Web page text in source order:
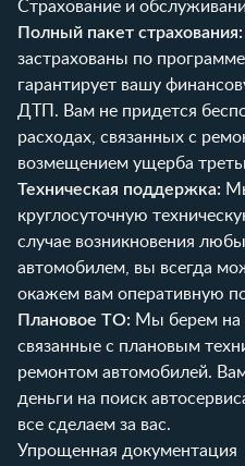
Страхование и
Полный пакет страхования:
застрахованы по
гарантирует вашу
ДТП. Вам не придется
расходах, связанных с
возмещением ущерба
Техническая поддержка:
круглосуточную
случае возникновения
автомобилем, вы всегда
окажем вам оперативную
Плановое ТО: Мы берем на
связанные с плановым
ремонтом автомобилей.
деньги на поиск
все сделаем за вас.
Упрощенная документация